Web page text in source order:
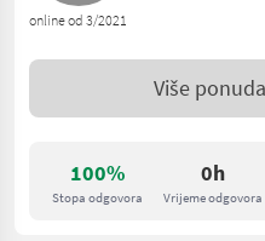
100%
Stopa odgovora
0h
Vrijeme odgovora
online od 3/2021
Više